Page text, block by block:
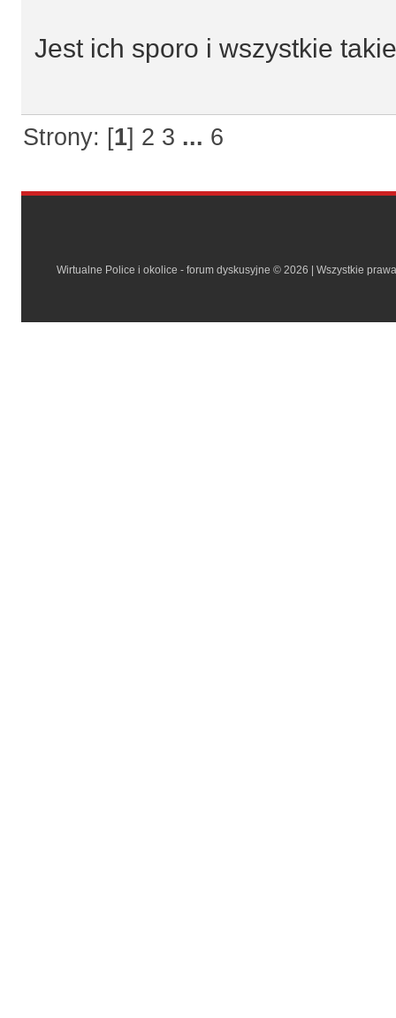
Jest ich sporo i wszystkie
Strony: [1] 2 3 ... 6
Wirtualne Police i okolice - forum dyskusyjne © 2026 | Wszystkie